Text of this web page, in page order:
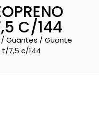
C/144
Guantes / Guante
7,5 c/144